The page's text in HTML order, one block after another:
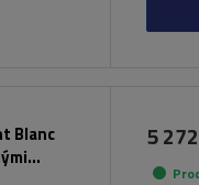
Blanc
5